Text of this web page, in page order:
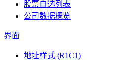
股票自选列表
公司数据概览
界面
地址样式 (R1C1)